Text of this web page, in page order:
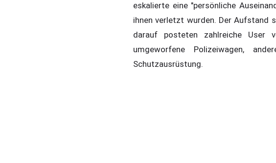
eskalierte eine "persönliche
ihnen verletzt wurden. Der Aufstand
darauf posteten zahlreiche User
umgeworfene Polizeiwagen,
Schutzausrüstung.